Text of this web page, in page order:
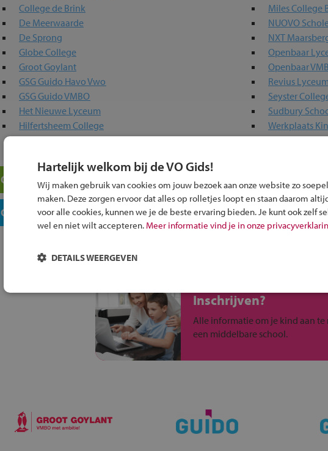
College de Brink
De Meerwaarde
De Sprong
Globe College
Groot Goylant
GSG Guido Havo Vwo
GSG Guido VMBO
Het Nieuwe Lyceum
Hilfertsheem College
Miles College
NUOVO
NXT
Openbaar
Openbaar
Revius
Seyster
Sudbury
Werkplaats
Overige scholen in jouw regio
Onderwijsconcepten en -niveaus
Inschrijven?
Alle informatie om je kind aan te
een middelbare school.
Hartelijk welkom bij de VO Gids!
Wij maken gebruik van cookies om jouw bezoek aan onze website zo
maken. Deze zorgen ervoor dat alles op rolletjes loopt en staan daarom
voor alle cookies, kunnen we je de beste ervaring bieden. Je kunt ook zelf
wel en niet wilt accepteren. Meer informatie vind je in onze
DETAILS WEERGEVEN